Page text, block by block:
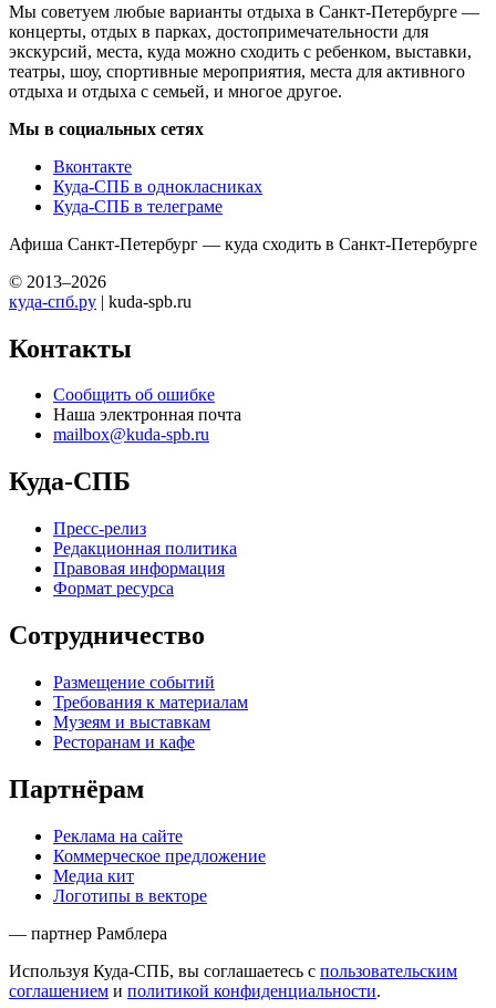
Мы советуем любые варианты отдыха в Санкт-Петербурге —
концерты, отдых в парках, достопримечательности для
экскурсий, места, куда можно сходить с ребенком, выставки,
театры, шоу, спортивные мероприятия, места для активного
отдыха и отдыха с семьей, и многое другое.
Мы в социальных сетях
Вконтакте
Куда-СПБ в однокласниках
Куда-СПБ в телеграме
Афиша Санкт-Петербург — куда сходить в Санкт-Петербурге
© 2013–2026
куда-спб.ру | kuda-spb.ru
Контакты
Сообщить об ошибке
Наша электронная почта
mailbox@kuda-spb.ru
Куда-СПБ
Пресс-релиз
Редакционная политика
Правовая информация
Формат ресурса
Сотрудничество
Размещение событий
Требования к материалам
Музеям и выставкам
Ресторанам и кафе
Партнёрам
Реклама на сайте
Коммерческое предложение
Медиа кит
Логотипы в векторе
— партнер Рамблера
Используя Куда-СПБ, вы соглашаетесь с пользовательским
соглашением и политикой конфиденциальности.